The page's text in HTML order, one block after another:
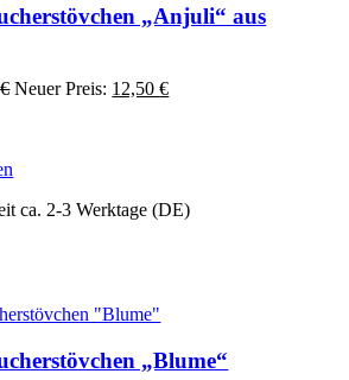
„Anjuli“ aus
€ Ursprünglicher
Neuer Preis: 12,50€Aktueller
ca. 2-3 Werktage (DE)
„Blume“